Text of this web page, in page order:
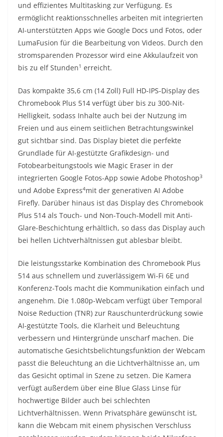
und effizientes Multitasking zur Verfügung. Es
ermöglicht reaktionsschnelles arbeiten mit integrierten
AI-unterstützten Apps wie Google Docs und Fotos, oder
LumaFusion für die Bearbeitung von Videos. Durch den
stromsparenden Prozessor wird eine Akkulaufzeit von
bis zu elf Stunden1 erreicht.
Das kompakte 35,6 cm (14 Zoll) Full HD-IPS-Display des
Chromebook Plus 514 verfügt über bis zu 300-Nit-
Helligkeit, sodass Inhalte auch bei der Nutzung im
Freien und aus einem seitlichen Betrachtungswinkel
gut sichtbar sind. Das Display bietet die perfekte
Grundlade für AI-gestützte Grafikdesign- und
Fotobearbeitungstools wie Magic Eraser in der
integrierten Google Fotos-App sowie Adobe Photoshop3
und Adobe Express4mit der generativen AI Adobe
Firefly. Darüber hinaus ist das Display des Chromebook
Plus 514 als Touch- und Non-Touch-Modell mit Anti-
Glare-Beschichtung erhältlich, so dass das Display auch
bei hellen Lichtverhältnissen gut ablesbar bleibt.
Die leistungsstarke Kombination des Chromebook Plus
514 aus schnellem und zuverlässigem Wi-Fi 6E und
Konferenz-Tools macht die Kommunikation einfach und
angenehm. Die 1.080p-Webcam verfügt über Temporal
Noise Reduction (TNR) zur Rauschunterdrückung sowie
AI-gestützte Tools, die Klarheit und Beleuchtung
verbessern und Hintergründe unscharf machen. Die
automatische Gesichtsbelichtungsfunktion der Webcam
passt die Beleuchtung an die Lichtverhältnisse an, um
das Gesicht optimal in Szene zu setzen. Die Kamera
verfügt außerdem über eine Blue Glass Linse für
hochwertige Bilder auch bei schlechten
Lichtverhältnissen. Wenn Privatsphäre gewünscht ist,
kann die Webcam mit einem physischen Verschluss